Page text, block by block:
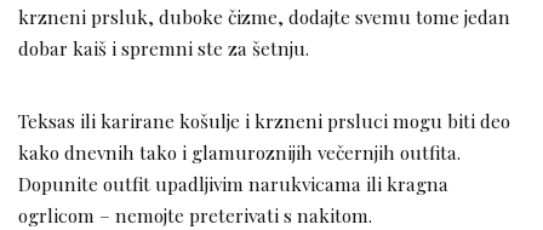
krzneni prsluk, duboke čizme, dodajte svemu tome jedan
dobar kaiš i spremni ste za šetnju.
Teksas ili karirane košulje i krzneni prsluci mogu biti deo
kako dnevnih tako i glamuroznijih večernjih outfita.
Dopunite outfit upadljivim narukvicama ili kragna
ogrlicom – nemojte preterivati s nakitom.